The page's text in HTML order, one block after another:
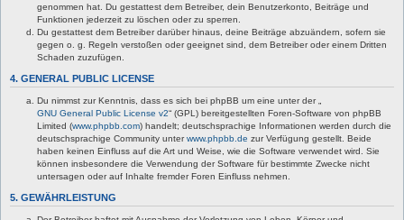
genommen hat. Du gestattest dem Betreiber, dein Benutzerkonto, Beiträge und
Funktionen jederzeit zu löschen oder zu sperren.
Du gestattest dem Betreiber darüber hinaus, deine Beiträge abzuändern, sofern sie
gegen o. g. Regeln verstoßen oder geeignet sind, dem Betreiber oder einem Dritten
Schaden zuzufügen.
4. GENERAL PUBLIC LICENSE
Du nimmst zur Kenntnis, dass es sich bei phpBB um eine unter der „
GNU General Public License v2“ (GPL) bereitgestellten Foren-Software von phpBB
Limited (www.phpbb.com) handelt; deutschsprachige Informationen werden durch die
deutschsprachige Community unterwww.phpbb.de zur Verfügung gestellt. Beide
haben keinen Einfluss auf die Art und Weise, wie die Software verwendet wird. Sie
können insbesondere die Verwendung der Software für bestimmte Zwecke nicht
untersagen oder auf Inhalte fremder Foren Einfluss nehmen.
5. GEWÄHRLEISTUNG